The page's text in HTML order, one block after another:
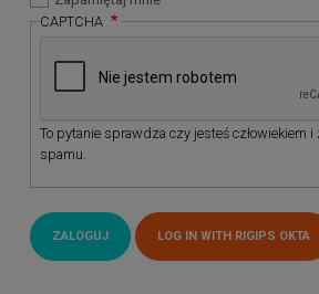
CAPTCHA
To pytanie sprawdza czy jesteś człowiekiem i
spamu.